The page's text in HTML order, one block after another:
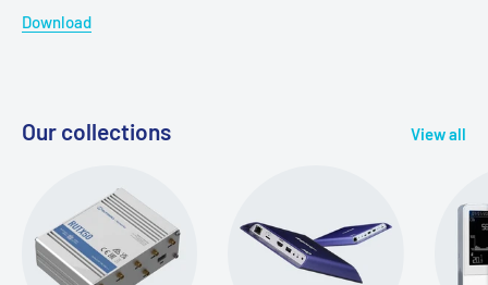
Download
Our collections View all